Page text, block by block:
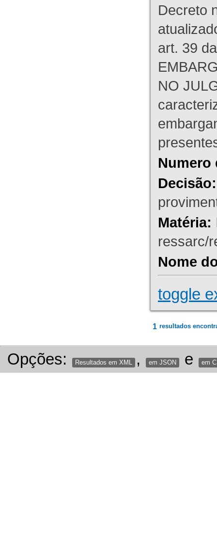
Decreto
art. 39
NO
Numero
Decisão:
Matéria:
ressarc/
Nome
toggle
1 resultados
Opções: Resultados em XML , em JSON e em